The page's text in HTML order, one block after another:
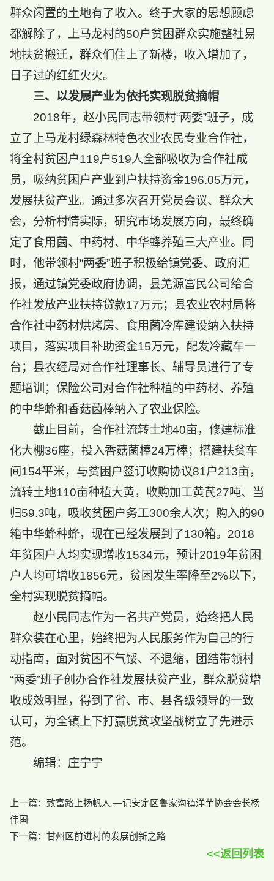
群众闲置的土地有了收入。终于大家的思想顾虑
都解除了，上马龙村的50户贫困群众实施整社易
地扶贫搬迁，群众们住上了新楼，收入增加了，
日子过的红红火火。
三、以发展产业为依托实现脱贫摘帽
2018年，赵小民同志带领村“两委”班子，成
立了上马龙村绿森林特色农业农民专业合作社，
将全村贫困户119户519人全部吸收为合作社成
员，吸纳贫困户产业到户扶持资金196.05万元，
发展扶贫产业。通过多次召开党员会议、群众大
会，分析村情实际，研究市场发展方向，最终确
定了食用菌、中药材、中华蜂养殖三大产业。同
时，他带领村“两委”班子积极给镇党委、政府汇
报，通过镇党委政府协调，县羌源富民公司给合
作社发放产业扶持贷款17万元；县农业农村局将
合作社中药材烘烤房、食用菌冷库建设纳入扶持
项目，落实项目补助资金15万元，配发冷藏车一
台；县农经局对合作社理事长、辅导员进行了专
题培训；保险公司对合作社种植的中药材、养殖
的中华蜂和香菇菌棒纳入了农业保险。
截止目前，合作社流转土地40亩，修建标准
化大棚36座，投入香菇菌棒24万棒；搭建扶贫车
间154平米，与贫困户签订收购协议81户213亩，
流转土地110亩种植大黄，收购加工黄芪27吨、当
归59.3吨，吸收贫困户务工300余人次；购入的90
箱中华蜂种蜂，现在已经发展到了130箱。2018
年贫困户人均实现增收1534元，预计2019年贫困
户人均可增收1856元，贫困发生率降至2%以下，
全村实现脱贫摘帽。
赵小民同志作为一名共产党员，始终把人民
群众装在心里，始终把为人民服务作为自己的行
动指南，面对贫困不气馁、不退缩，团结带领村
“两委”班子创办合作社发展扶贫产业，群众脱贫增
收成效明显，得到了省、市、县各级领导的一致
认可，为全镇上下打赢脱贫攻坚战树立了先进示
范。
编辑：庄宁宁
上一篇： 致富路上扬帆人 —记安定区鲁家沟镇洋芋协会会长杨
伟国
下一篇： 甘州区前进村的发展创新之路
<<返回列表